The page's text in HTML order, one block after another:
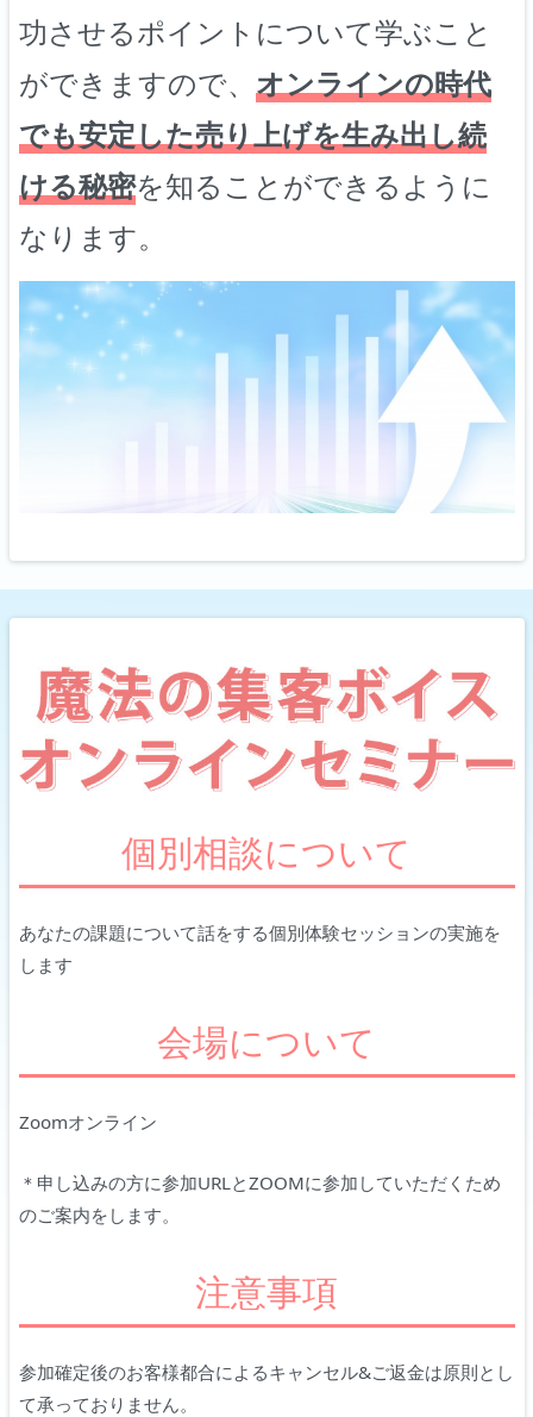
功させるポイントについて学ぶこと
ができますので、 オンラインの時代
でも安定した売り上げを生み出し続
ける秘密を知ることができるように
なります。
個別相談について
あなたの課題について話をする個別体験セッションの実施を
します
会場について
Zoomオンライン
＊申し込みの方に参加URLとZOOMに参加していただくため
のご案内をします。
注意事項
参加確定後のお客様都合によるキャンセル&ご返金は原則とし
て承っておりません。